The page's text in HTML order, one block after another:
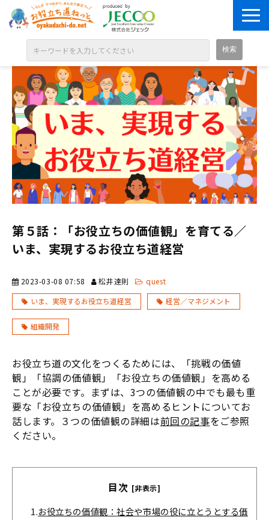
ABOUT
目的別に探す
ジャンル別に探す
OPEN BADGE
GALLERY
お知らせ
SOLUTION
第５話：「お役立ちの価値観」を育てる／
いま、実現するお役立ち道経営
2023-03-08 07:58 松井達則
quest
いま、実現するお役立ち道経営
経営／マネジメント
組織開発
​​​​​​​お役立ち道の文化をつくるためには、「挑戦の価値
観」「協調の価値観」「お役立ちの価値観」を高める
ことが必要です。まずは、3つの価値観の中でも最も重
要な「お役立ちの価値観」を高めるヒントについてお
話します。３つの価値観の詳細は前回の記事をご参照
ください。
目次 [非表示]
1.お役立ちの価値観：社会や市場の役に立とうとする価